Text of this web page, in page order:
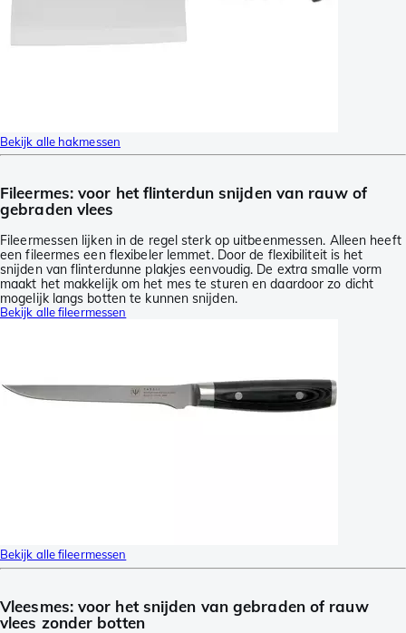
Bekijk alle hakmessen
Fileermes: voor het flinterdun snijden van rauw of
gebraden vlees
Fileermessen lijken in de regel sterk op uitbeenmessen. Alleen heeft
een fileermes een flexibeler lemmet. Door de flexibiliteit is het
snijden van flinterdunne plakjes eenvoudig. De extra smalle vorm
maakt het makkelijk om het mes te sturen en daardoor zo dicht
mogelijk langs botten te kunnen snijden.
Bekijk alle fileermessen
Bekijk alle fileermessen
Vleesmes: voor het snijden van gebraden of rauw
vlees zonder botten